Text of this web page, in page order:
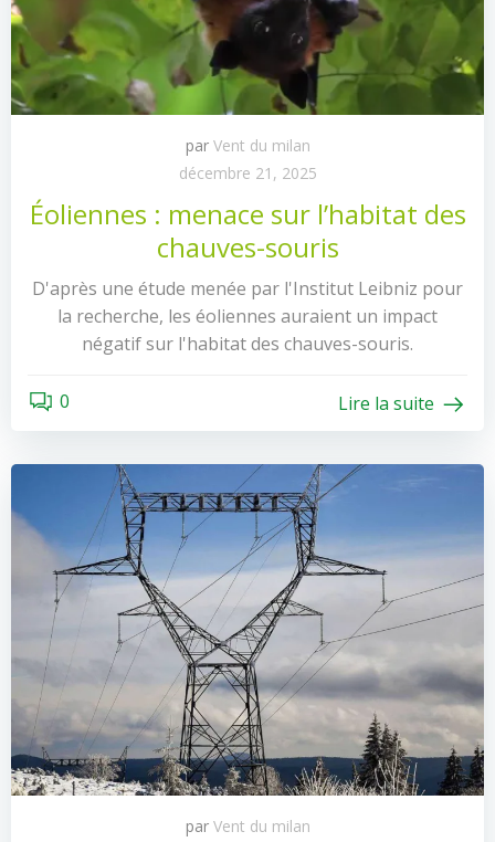
par Vent du milan
décembre 21, 2025
Éoliennes : menace sur l’habitat des
chauves-souris
D'après une étude menée par l'Institut Leibniz pour
la recherche, les éoliennes auraient un impact
négatif sur l'habitat des chauves-souris.
0 Lire la suite
par Vent du milan